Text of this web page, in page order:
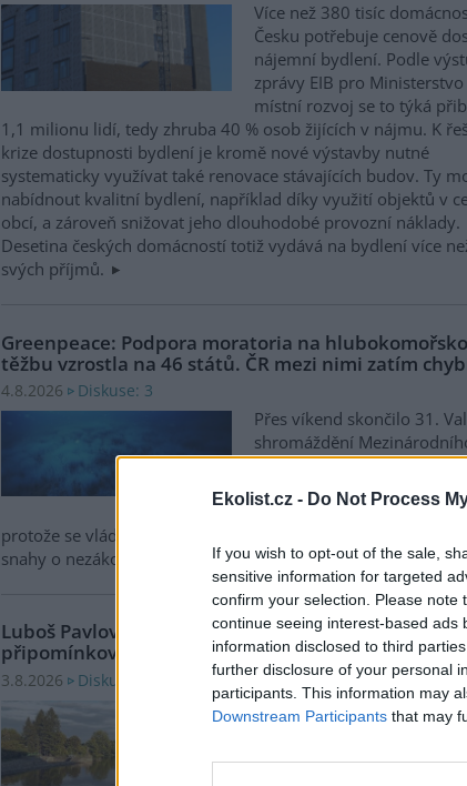
Ekolist.cz - Do Not Process
If you wish to opt-out of the sale,
sensitive information for targeted
confirm your selection. Please
continue seeing interest-based ads
information disclosed to third
further disclosure of your personal
participants. This information may
Downstream Participants that may
Více než 380 tisíc
Česku potřebuje cenově
nájemní bydlení. Podle
zprávy EIB pro
místní rozvoj se to týká
1,1 milionu lidí, tedy zhruba 40 % osob žijících v nájmu. K
krize dostupnosti bydlení je kromě nové výstavby nutné
systematicky využívat také renovace stávajících budov. Ty
nabídnout kvalitní bydlení, například díky využití objektů v
obcí, a zároveň snižovat jeho dlouhodobé provozní náklady.
Desetina českých domácností totiž vydává na bydlení více
svých příjmů.
Greenpeace: Podpora moratoria na
těžbu vzrostla na 46 států. ČR mezi nimi zatím
4.8.2026 Diskuse: 3
Přes víkend skončilo 31.
shromáždění
pro mořské dno (ISA), kde
zastoupení i Česká
Zasedání skončilo
protože se vládám členských států nepodařilo jasně
snahy o nezákonnou hlubinnou těžbu nebudou tolerovány.
Luboš Pavlovič: Veřejnost může do poloviny srpna
připomínkovat plavební kanál u Přelouče
3.8.2026 Diskuse: 16
Ministerstvo životního
oznámilo 14. července 2026